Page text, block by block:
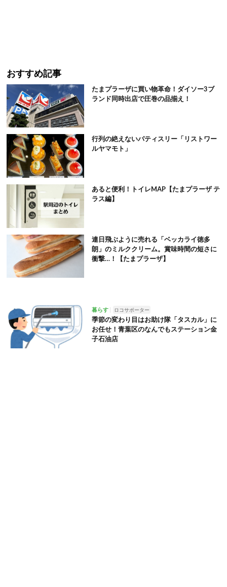
おすすめ記事
たまプラーザに買い物革命！ダイソー3ブ
ランド同時出店で圧巻の品揃え！
行列の絶えないパティスリー「リストワー
ルヤマモト」
あると便利！トイレMAP【たまプラーザ テ
ラス編】
連日飛ぶように売れる「ベッカライ徳多
朗」のミルククリーム。賞味時間の短さに
衝撃…！【たまプラーザ】
暮らす ロコサポーター
季節の変わり目はお助け隊「タスカル」に
お任せ！青葉区のなんでもステーション金
子石油店